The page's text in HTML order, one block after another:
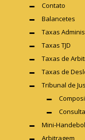
Contato
Balancetes
Taxas
Taxas TJD
Taxas de
Taxas de
Tribunal de
Mini-Handebol
Arbitragem